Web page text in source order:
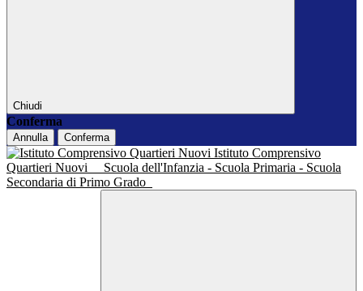
Chiudi
Conferma
Annulla Conferma
Istituto Comprensivo
Quartieri Nuovi
Scuola dell'Infanzia - Scuola Primaria - Scuola
Secondaria di Primo Grado